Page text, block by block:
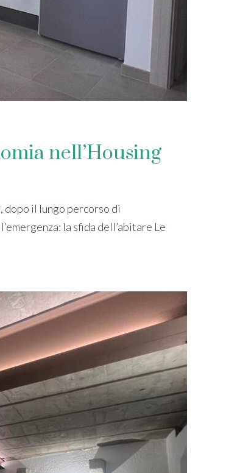
nell’Housing
dopo il lungo percorso di
la sfida dell’abitare Le